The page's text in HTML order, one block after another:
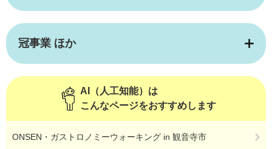
冠事業 ほか
AI（人工知能）は
こんなページをおすすめします
ONSEN・ガストロノミーウォーキング in 観音寺市